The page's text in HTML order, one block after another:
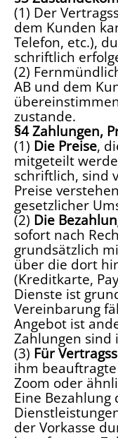
(1) Der
dem Kunden
Telefon, etc.),
schriftlich
(2)
AB und dem
zustande.
§4 Zahlungen,
(1) Die Preise,
mitgeteilt
schriftlich, sind
Preise
gesetzlicher
(2) Die
sofort nach
grundsätzlich
über die dort
(Kreditkarte,
Dienste ist
Vereinbarung
Angebot ist
Zahlungen sind
(3) Für
ihm beauftragte
Zoom oder
Eine
der Vorkasse